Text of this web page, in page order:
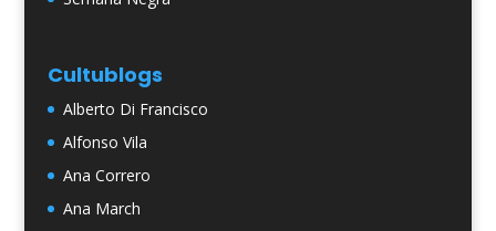
Cultublogs
Alberto Di Francisco
Alfonso Vila
Ana Correro
Ana March